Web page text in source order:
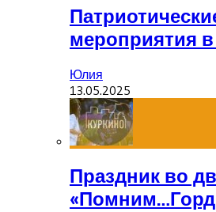
мероприятия
Юлия
13.05.2025
Праздник во